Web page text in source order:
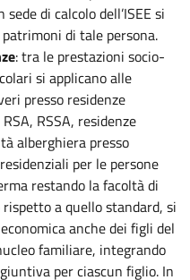
di calcolo dell’ISEE si
di tale persona.
: tra le prestazioni socio-
si applicano alle
presso residenze
RSSA, residenze
alberghiera presso
per le persone
restando la facoltà di
a quello standard, si
anche dei figli del
familiare, integrando
per ciascun figlio. In